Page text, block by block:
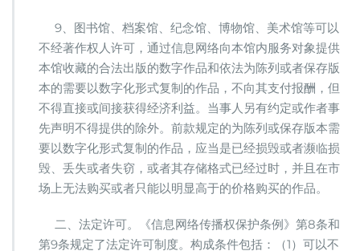
9、图书馆、档案馆、纪念馆、博物馆、美术馆等可以
不经著作权人许可，通过信息网络向本馆内服务对象提供
本馆收藏的合法出版的数字作品和依法为陈列或者保存版
本的需要以数字化形式复制的作品，不向其支付报酬，但
不得直接或间接获得经济利益。当事人另有约定或作者事
先声明不得提供的除外。前款规定的为陈列或保存版本需
要以数字化形式复制的作品，应当是已经损毁或者濒临损
毁、丢失或者失窃，或者其存储格式已经过时，并且在市
场上无法购买或者只能以明显高于的价格购买的作品。
二、法定许可。《信息网络传播权保护条例》第8条和
第9条规定了法定许可制度。构成条件包括：（1）可以不